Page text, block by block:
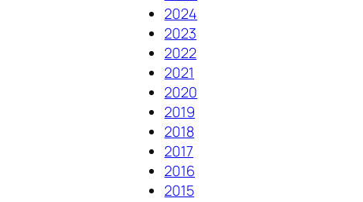
2024
2023
2022
2021
2020
2019
2018
2017
2016
2015